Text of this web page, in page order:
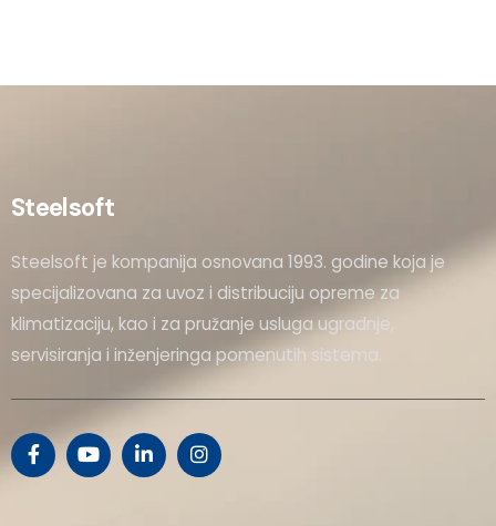
Steelsoft
Steelsoft je kompanija osnovana 1993. godine koja je
specijalizovana za uvoz i distribuciju opreme za
klimatizaciju, kao i za pružanje usluga ugradnje,
servisiranja i inženjeringa pomenutih sistema.